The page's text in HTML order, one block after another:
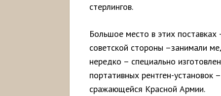
стерлингов.
Большое место в этих
советской стороны –занимали
нередко – специально
портативных рентген-установок
сражающейся Красной Армии.